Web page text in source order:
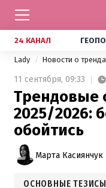
24 КАНАЛ
Lady Новости о
11 сентября, 09:33
Трендовые
2025/2026:
обойтись
Марта Касиянчук
ОСНОВНЫЕ ТЕЗИСЫ